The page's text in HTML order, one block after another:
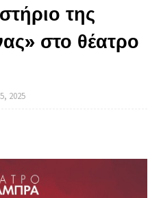
της
στο θέατρο
2025